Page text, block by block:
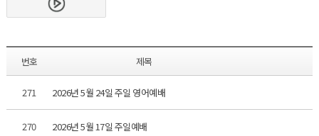
번호 제목
271 2026년 5월 24일 주일 영어예배
270 2026년 5월 17일 주일예배